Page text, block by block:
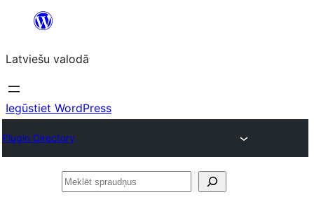
Pāriet
saturu
Latviešu valodā
Iegūstiet WordPress
Plugin Directory
Meklēt